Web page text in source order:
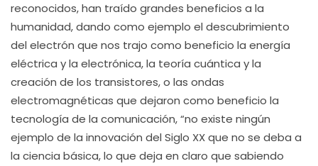
reconocidos, han traído grandes beneficios a la
humanidad, dando como ejemplo el descubrimiento
del electrón que nos trajo como beneficio la energía
eléctrica y la electrónica, la teoría cuántica y la
creación de los transistores, o las ondas
electromagnéticas que dejaron como beneficio la
tecnología de la comunicación, “no existe ningún
ejemplo de la innovación del Siglo XX que no se deba a
la ciencia básica, lo que deja en claro que sabiendo